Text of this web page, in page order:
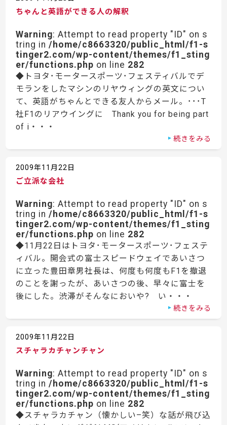
ちゃんと英語ができる人の解釈
Warning: Attempt to read property "ID" on s
tring in/home/c8663320/public_html/f1-s
tinger2.com/wp-content/themes/f1_sting
er/functions.php on line 282
◆トヨタ･モータースポーツ･フェスティバルでデ
モランをしたマシンのリヤウィングの英文につい
て、英語がちゃんとできる友人からメール。･･･T
社F1のリアウイングに Thank you for being part
of i・・・
続きをみる
2009年11月22日
ご立派な会社
Warning: Attempt to read property "ID" on s
tring in/home/c8663320/public_html/f1-s
tinger2.com/wp-content/themes/f1_sting
er/functions.php on line 282
◆11月22日はトヨタ･モータースポーツ･フェステ
ィバル。開会式の富士スピードウェイであいさつ
に立った豊田章男社長は、何度も何度もF1を撤退
のことを謝ったが、あいさつの後、早々に富士を
後にした。渋滞がそんなにおいや? い・・・
続きをみる
2009年11月22日
スチャラカチャンチャン
Warning: Attempt to read property "ID" on s
tring in/home/c8663320/public_html/f1-s
tinger2.com/wp-content/themes/f1_sting
er/functions.php on line 282
◆スチャラカチャン（懐かしい–笑）な話が飛び込